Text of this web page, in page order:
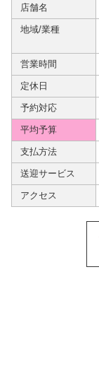
店舗名
地域/業種
営業時間
定休日
予約対応
平均予算
支払方法
送迎サービス
アクセス